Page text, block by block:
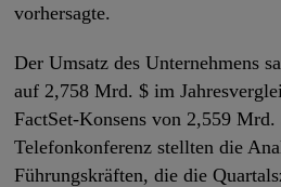
vorhersagte.
Der Umsatz des Unternehmens
auf 2,758 Mrd. $ im
FactSet-Konsens von 2,559
Telefonkonferenz stellten die
Führungskräften, die die